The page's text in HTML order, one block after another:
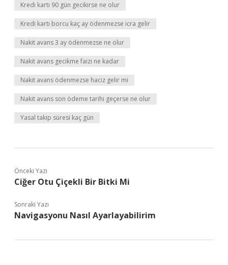
Kredi kartı 90 gün gecikirse ne olur
Kredi kartı borcu kaç ay ödenmezse icra gelir
Nakit avans 3 ay ödenmezse ne olur
Nakit avans gecikme faizi ne kadar
Nakit avans ödenmezse haciz gelir mi
Nakit avans son ödeme tarihi geçerse ne olur
Yasal takip süresi kaç gün
Önceki Yazı
Ciğer Otu Çiçekli Bir Bitki Mi
Sonraki Yazı
Navigasyonu Nasıl Ayarlayabilirim